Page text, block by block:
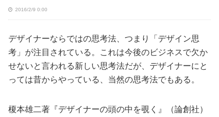
2016/2/9 0:00
デザイナーならではの思考法、つまり「デザイン思
考」が注目されている。これは今後のビジネスで欠か
せないと言われる新しい思考法だが、デザイナーにと
っては昔からやっている、当然の思考法でもある。
榎本雄二著『デザイナーの頭の中を覗く』（論創社）